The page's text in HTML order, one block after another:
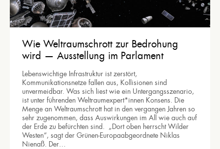
Wie Weltraumschrott zur Bedrohung
wird — Ausstellung im Parlament
Lebenswichtige Infrastruktur ist zerstört,
Kommunikationsnetze fallen aus, Kollisionen sind
unvermeidbar. Was sich liest wie ein Untergangsszenario,
ist unter führenden Weltraumexpert*innen Konsens. Die
Menge an Weltraumschrott hat in den vergangen Jahren so
sehr zugenommen, dass Auswirkungen im All wie auch auf
der Erde zu befürchten sind. „Dort oben herrscht Wilder
Westen“, sagt der Grünen-Europaabgeordnete Niklas
Nienaß. Der…